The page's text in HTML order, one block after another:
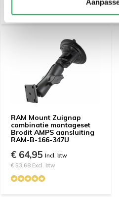
RAM Mount Zuignap
combinatie montageset
Brodit AMPS aansluiting
RAM-B-166-347U
€ 64,95 Incl. btw
€ 53,68 Excl. btw